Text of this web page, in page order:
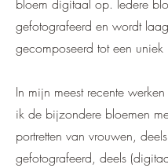
bloem digitaal op. Iedere
gefotografeerd en wordt
gecomposeerd tot een uniek
In mijn meest recente
ik de bijzondere bloemen
portretten van vrouwen, deels
gefotografeerd, deels